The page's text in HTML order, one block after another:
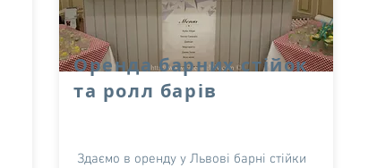
Оренда барних стійок
та ролл барів
Здаємо в оренду у Львові барні стійки